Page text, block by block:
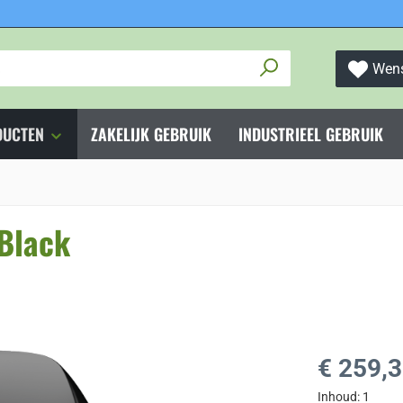
ZAKELIJK GEBRUIK INDUSTRIEEL GEBRUIK
Normale
€
Inhoud: 1